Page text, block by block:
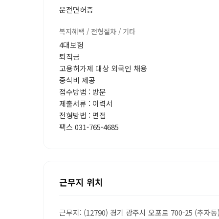
운전면허증
복지혜택 / 전형절차 / 기타
4대보험
퇴직금
고용허가제 대상 외국인 채용
중식비 제공
접수방법 : 방문
제출서류 : 이력서
전형방법 : 면접
팩스 031-765-4685
근무지 위치
근무지: (12790) 경기 광주시 오포로 700-25 (추자